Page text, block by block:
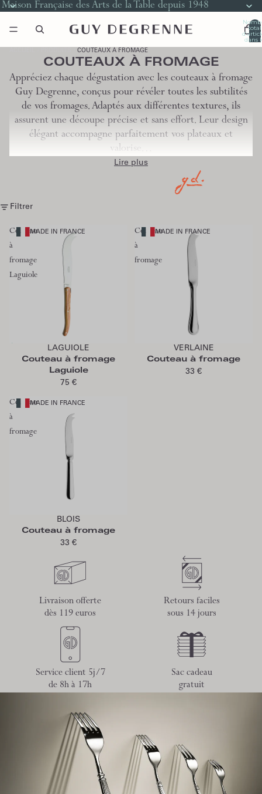
Maison Française des Arts de la Table depuis 1948
total
dans
COUTEAUX À FROMAGE
COUTEAUX À FROMAGE
Appréciez chaque dégustation avec les couteaux à fromage
Guy Degrenne, conçus pour révéler toutes les subtilités
de vos fromages. Adaptés aux différentes textures, ils
assurent une découpe précise et sans effort. Leur design
élégant accompagne parfaitement vos plateaux et
valorise…
Lire plus
Filtrer
Couteau
à
fromage
Laguiole
MADE IN FRANCE
LAGUIOLE
Couteau à fromage
Laguiole
75 €
Couteau
à
fromage
MADE IN FRANCE
Ajouter au panier
VERLAINE
Couteau à fromage
33 €
Couteau
à
fromage
MADE IN FRANCE
Ajouter au panier
BLOIS
Couteau à fromage
33 €
Livraison offerte
dès 119 euros
Retours faciles
sous 14 jours
Service client 5j/7
de 8h à 17h
Sac cadeau
gratuit